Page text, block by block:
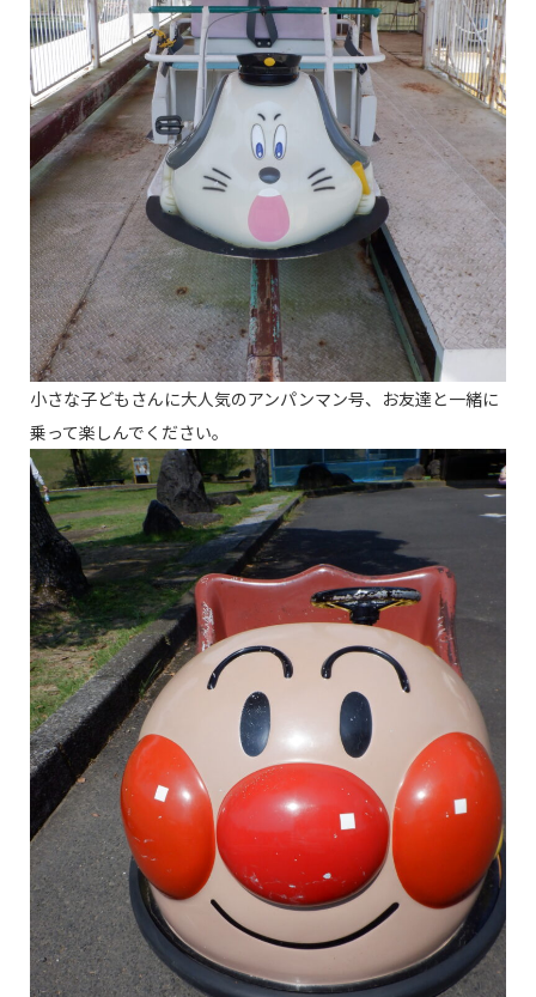
小さな子どもさんに大人気のアンパンマン号、お友達と一緒に
乗って楽しんでください。